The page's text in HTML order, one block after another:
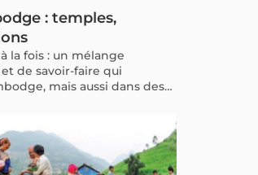
: temples,
la fois : un mélange
de savoir-faire qui
mais aussi dans des
la Thaïlande, le Laos,